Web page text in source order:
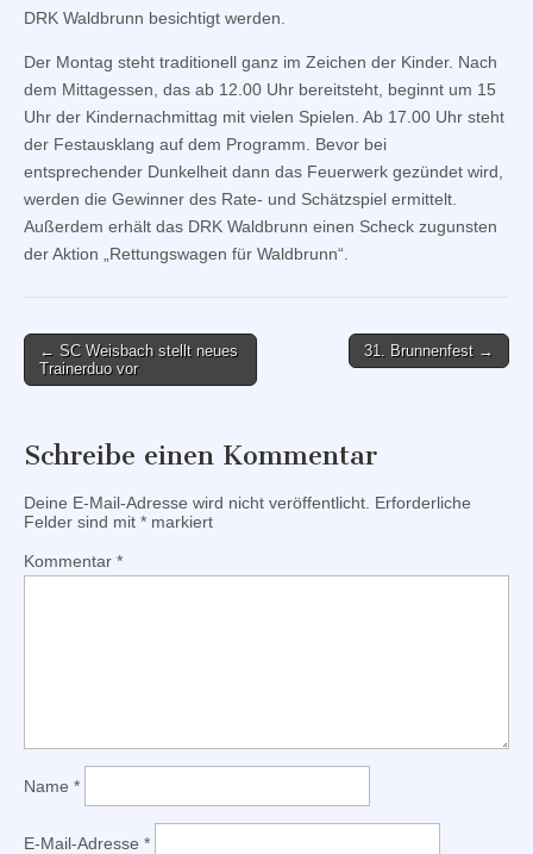
DRK Waldbrunn besichtigt werden.
Der Montag steht traditionell ganz im Zeichen der Kinder. Nach
dem Mittagessen, das ab 12.00 Uhr bereitsteht, beginnt um 15
Uhr der Kindernachmittag mit vielen Spielen. Ab 17.00 Uhr steht
der Festausklang auf dem Programm. Bevor bei
entsprechender Dunkelheit dann das Feuerwerk gezündet wird,
werden die Gewinner des Rate- und Schätzspiel ermittelt.
Außerdem erhält das DRK Waldbrunn einen Scheck zugunsten
der Aktion „Rettungswagen für Waldbrunn“.
Post
navigation
← SC Weisbach stellt neues
Trainerduo vor
31. Brunnenfest →
Schreibe einen Kommentar
Deine E-Mail-Adresse wird nicht veröffentlicht. Erforderliche
Felder sind mit * markiert
Kommentar *
Name *
E-Mail-Adresse *